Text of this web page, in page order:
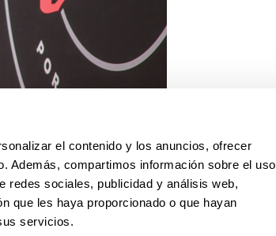
el contenido y los anuncios, ofrecer
Además, compartimos información sobre el uso
redes sociales, publicidad y análisis web,
que les haya proporcionado o que hayan
servicios.